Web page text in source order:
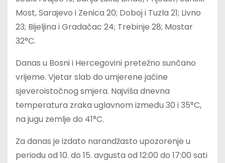
Most, Sarajevo i Zenica 20; Doboj i Tuzla 21; Livno
23; Bijeljina i Gradačac 24; Trebinje 28; Mostar
32°C.
Danas u Bosni i Hercegovini pretežno sunčano
vrijeme. Vjetar slab do umjerene jačine
sjeveroistočnog smjera. Najviša dnevna
temperatura zraka uglavnom između 30 i 35°C,
na jugu zemlje do 41°C.
Za danas je izdato narandžasto upozorenje u
periodu od 10. do 15. avgusta od 12:00 do 17:00 sati